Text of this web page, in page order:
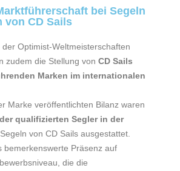
bei Segeln
von CD Sails
der Optimist-Weltmeisterschaften
zudem die Stellung von CD Sails
Marken im internationalen
Marke veröffentlichten Bilanz waren
qualifizierten Segler in der
von CD Sails ausgestattet.
bemerkenswerte Präsenz auf
die die